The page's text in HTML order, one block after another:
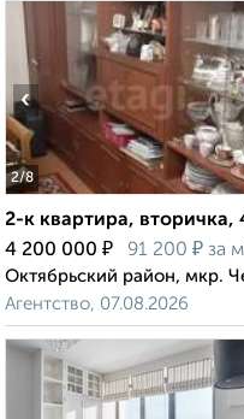
2/8
‹
2-к квартира, вторичка,
4 200 000 ₽ 91 200 ₽ за
Октябрьский район, мкр.
Агентство, 07.08.2026